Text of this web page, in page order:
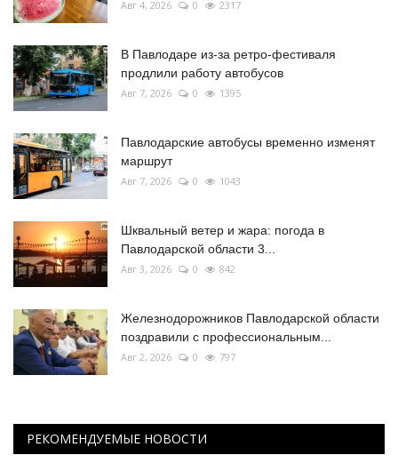
Авг 4, 2026 0 2317
В Павлодаре из-за ретро-фестиваля
продлили работу автобусов
Авг 7, 2026 0 1395
Павлодарские автобусы временно изменят
маршрут
Авг 7, 2026 0 1043
Шквальный ветер и жара: погода в
Павлодарской области 3...
Авг 3, 2026 0 842
Железнодорожников Павлодарской области
поздравили с профессиональным...
Авг 2, 2026 0 797
РЕКОМЕНДУЕМЫЕ НОВОСТИ